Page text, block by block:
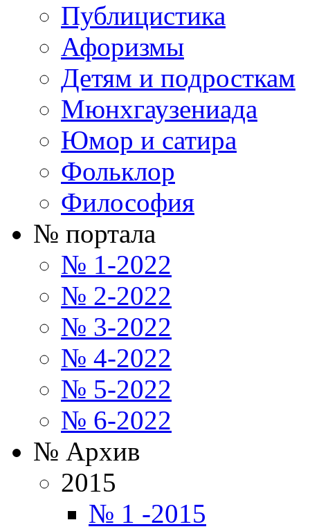
Публицистика
Афоризмы
Детям и подросткам
Мюнхгаузениада
Юмор и сатира
Фольклор
Философия
№ портала
№ 1-2022
№ 2-2022
№ 3-2022
№ 4-2022
№ 5-2022
№ 6-2022
№ Архив
2015
№ 1 -2015